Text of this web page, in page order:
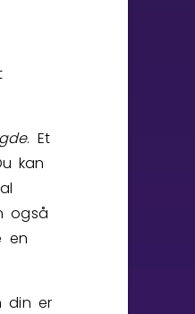
. Et
kan
også
en
din er